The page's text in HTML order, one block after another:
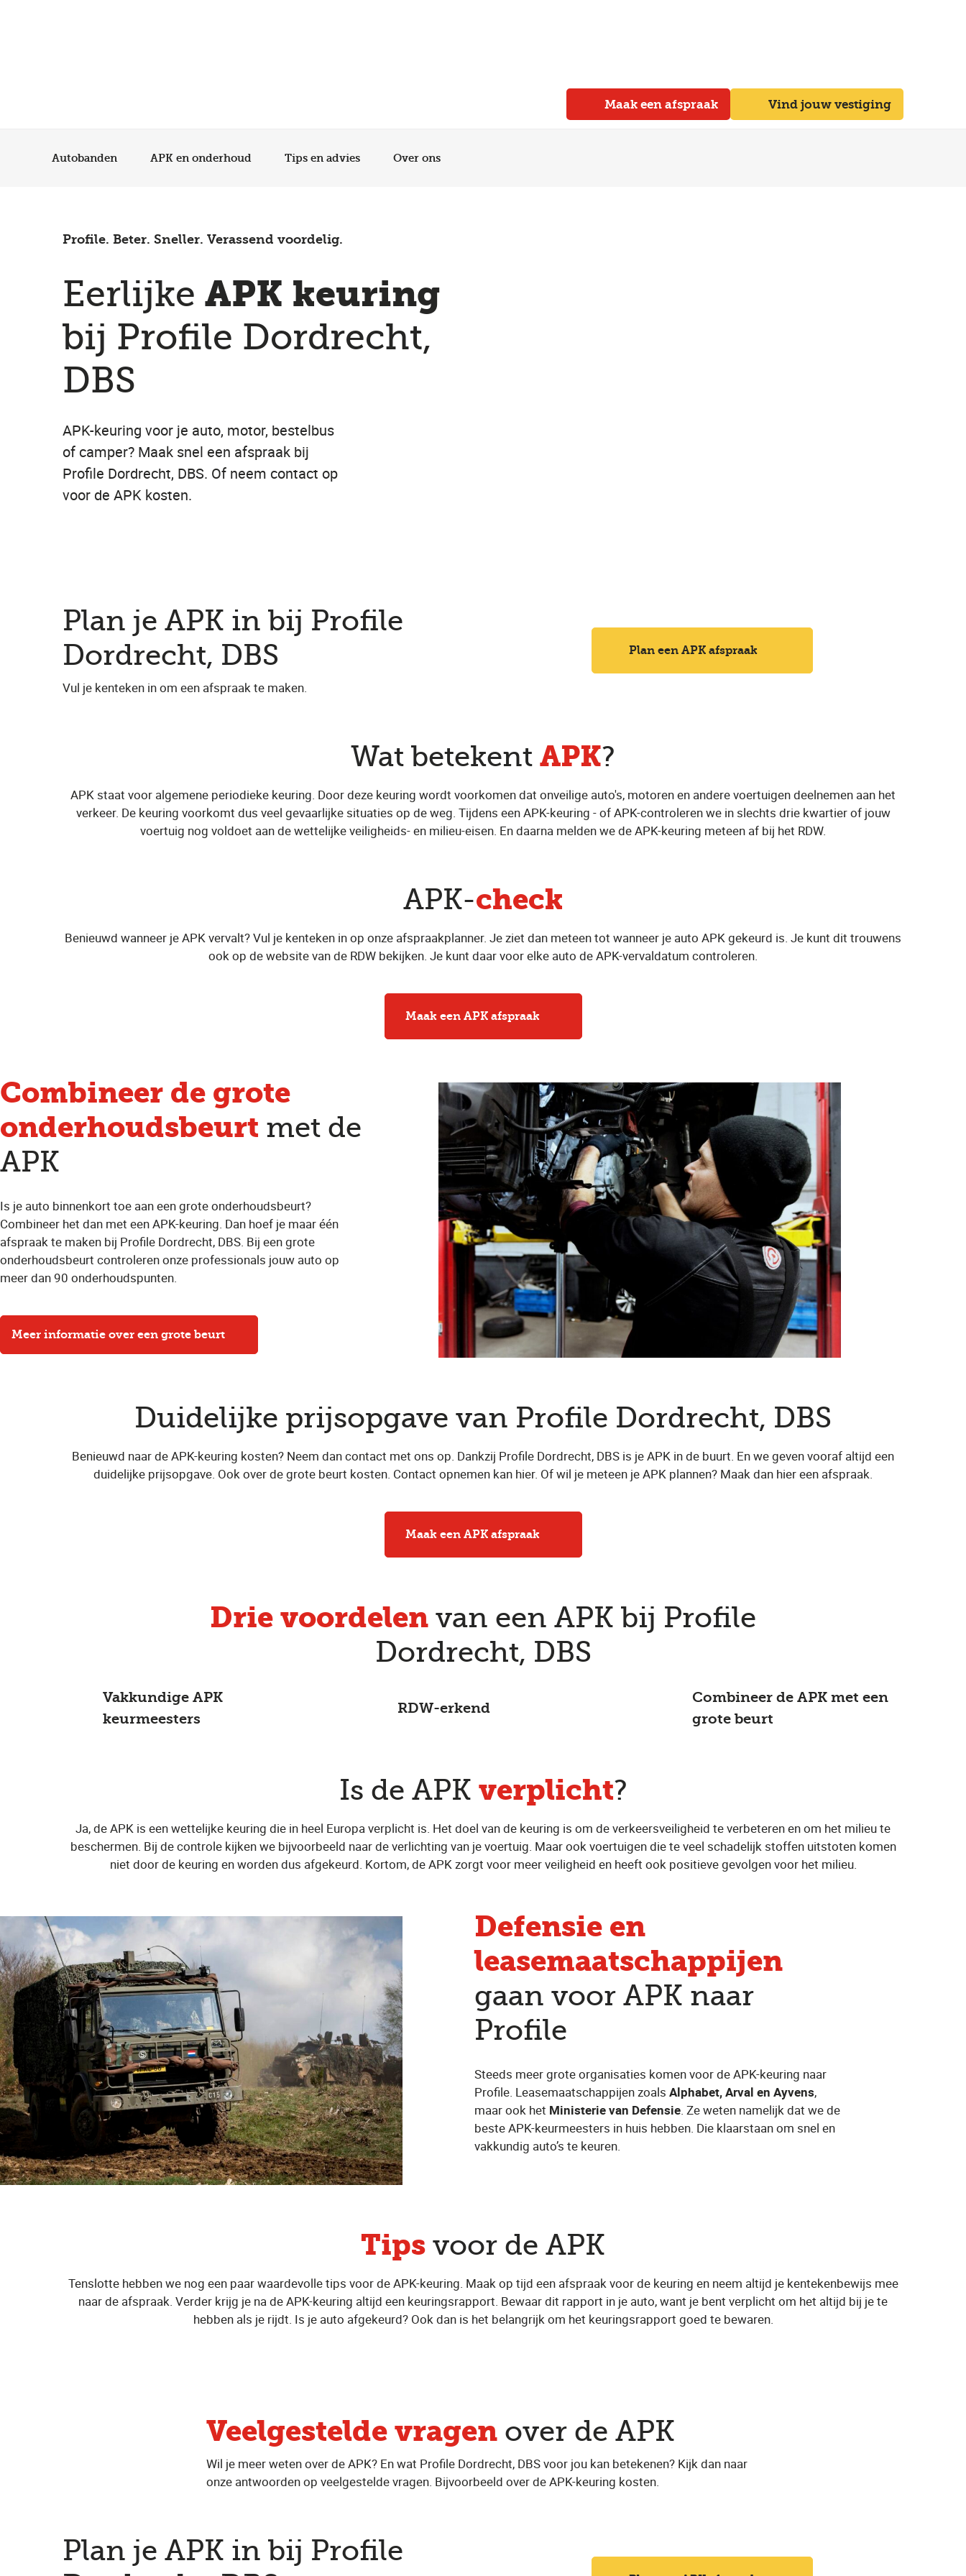
Maak een afspraak Vind jouw vestiging
Autobanden APK en onderhoud Tips en advies Over ons
Profile. Beter. Sneller. Verassend voordelig.
Eerlijke APK keuring
bij Profile Dordrecht,
DBS
APK-keuring voor je auto, motor, bestelbus
of camper? Maak snel een afspraak bij
Profile Dordrecht, DBS. Of neem contact op
voor de APK kosten.
Plan je APK in bij Profile
Dordrecht, DBS
Vul je kenteken in om een afspraak te maken.
Plan een APK afspraak
Wat betekent APK?
APK staat voor algemene periodieke keuring. Door deze keuring wordt voorkomen dat onveilige auto's, motoren en andere voertuigen deelnemen aan het
verkeer. De keuring voorkomt dus veel gevaarlijke situaties op de weg. Tijdens een APK-keuring - of APK-controleren we in slechts drie kwartier of jouw
voertuig nog voldoet aan de wettelijke veiligheids- en milieu-eisen. En daarna melden we de APK-keuring meteen af bij het RDW.
APK-check
Benieuwd wanneer je APK vervalt? Vul je kenteken in op onze afspraakplanner. Je ziet dan meteen tot wanneer je auto APK gekeurd is. Je kunt dit trouwens
ook op de website van de RDW bekijken. Je kunt daar voor elke auto de APK-vervaldatum controleren.
Maak een APK afspraak
Combineer de grote
onderhoudsbeurt met de
APK
Is je auto binnenkort toe aan een grote onderhoudsbeurt?
Combineer het dan met een APK-keuring. Dan hoef je maar één
afspraak te maken bij Profile Dordrecht, DBS. Bij een grote
onderhoudsbeurt controleren onze professionals jouw auto op
meer dan 90 onderhoudspunten.
Meer informatie over een grote beurt
Duidelijke prijsopgave van Profile Dordrecht, DBS
Benieuwd naar de APK-keuring kosten? Neem dan contact met ons op. Dankzij Profile Dordrecht, DBS is je APK in de buurt. En we geven vooraf altijd een
duidelijke prijsopgave. Ook over de grote beurt kosten. Contact opnemen kan hier. Of wil je meteen je APK plannen? Maak dan hier een afspraak.
Maak een APK afspraak
Drie voordelen van een APK bij Profile
Dordrecht, DBS
Vakkundige APK
keurmeesters
RDW-erkend
Combineer de APK met een
grote beurt
Is de APK verplicht?
Ja, de APK is een wettelijke keuring die in heel Europa verplicht is. Het doel van de keuring is om de verkeersveiligheid te verbeteren en om het milieu te
beschermen. Bij de controle kijken we bijvoorbeeld naar de verlichting van je voertuig. Maar ook voertuigen die te veel schadelijk stoffen uitstoten komen
niet door de keuring en worden dus afgekeurd. Kortom, de APK zorgt voor meer veiligheid en heeft ook positieve gevolgen voor het milieu.
Defensie en
leasemaatschappijen
gaan voor APK naar
Profile
Steeds meer grote organisaties komen voor de APK-keuring naar
Profile. Leasemaatschappijen zoals Alphabet, Arval en Ayvens,
maar ook het Ministerie van Defensie. Ze weten namelijk dat we de
beste APK-keurmeesters in huis hebben. Die klaarstaan om snel en
vakkundig auto’s te keuren.
Tips voor de APK
Tenslotte hebben we nog een paar waardevolle tips voor de APK-keuring. Maak op tijd een afspraak voor de keuring en neem altijd je kentekenbewijs mee
naar de afspraak. Verder krijg je na de APK-keuring altijd een keuringsrapport. Bewaar dit rapport in je auto, want je bent verplicht om het altijd bij je te
hebben als je rijdt. Is je auto afgekeurd? Ook dan is het belangrijk om het keuringsrapport goed te bewaren.
Veelgestelde vragen over de APK
Wil je meer weten over de APK? En wat Profile Dordrecht, DBS voor jou kan betekenen? Kijk dan naar
onze antwoorden op veelgestelde vragen. Bijvoorbeeld over de APK-keuring kosten.
Plan je APK in bij Profile